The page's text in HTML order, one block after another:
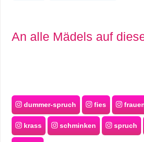
An alle Mädels auf
dummer-spruch fies
krass schminken spruch